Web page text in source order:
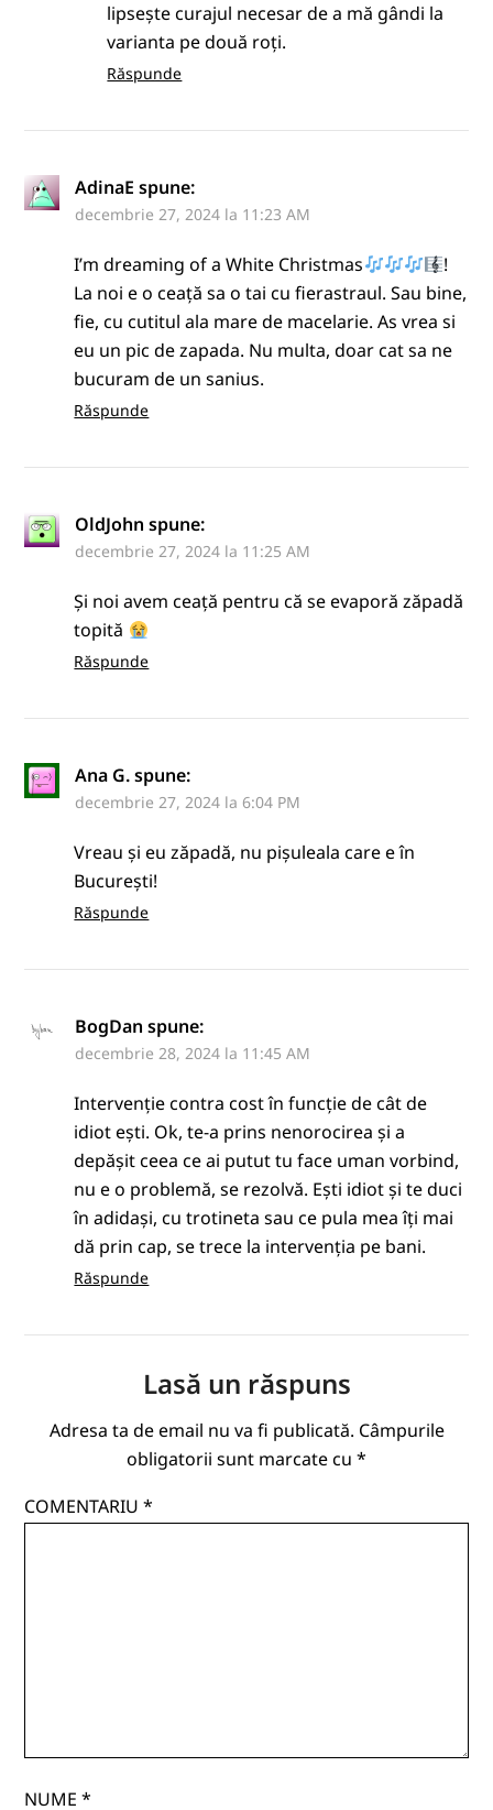
lipsește curajul necesar de a mă gândi la
varianta pe două roți.
Răspunde
AdinaE spune:
decembrie 27, 2024 la 11:23 AM
I’m dreaming of a White Christmas
!
La noi e o ceață sa o tai cu fierastraul. Sau bine,
fie, cu cutitul ala mare de macelarie. As vrea si
eu un pic de zapada. Nu multa, doar cat sa ne
bucuram de un sanius.
Răspunde
OldJohn spune:
decembrie 27, 2024 la 11:25 AM
Și noi avem ceață pentru că se evaporă zăpadă
topită
Răspunde
Ana G. spune:
decembrie 27, 2024 la 6:04 PM
Vreau și eu zăpadă, nu pișuleala care e în
București!
Răspunde
BogDan spune:
decembrie 28, 2024 la 11:45 AM
Intervenție contra cost în funcție de cât de
idiot ești. Ok, te-a prins nenorocirea și a
depășit ceea ce ai putut tu face uman vorbind,
nu e o problemă, se rezolvă. Ești idiot și te duci
în adidași, cu trotineta sau ce pula mea îți mai
dă prin cap, se trece la intervenția pe bani.
Răspunde
Lasă un răspuns
Adresa ta de email nu va fi publicată. Câmpurile
obligatorii sunt marcate cu *
COMENTARIU*
NUME*